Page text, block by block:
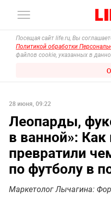
Посещая сайт life.ru, Вы
Политикой обработки
файлов cookie, указанных в
28 июня, 09:22
Леопарды,
в ванной»: Как
превратили
по футболу в
Маркетолог Лычагина: